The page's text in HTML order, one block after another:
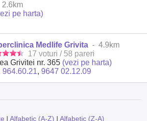
pe harta)
Medlife Grivita - 4.9km
17 voturi / 58 pareri
Grivitei nr. 365 (vezi pe harta)
964.60.21,9647 02.12.09
| Alfabetic (A-Z) | Alfabetic (Z-A)